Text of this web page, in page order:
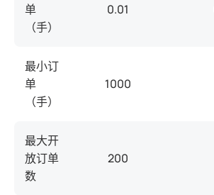
单
（手）
0.01
最小订
单
（手）
1000
最大开
放订单
数
200